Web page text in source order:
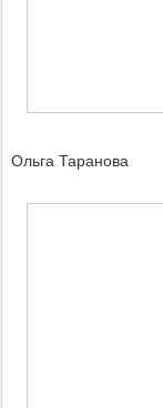
Ольга Таранова